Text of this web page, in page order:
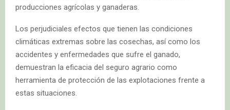
producciones agrícolas y ganaderas.
Los perjudiciales efectos que tienen las condiciones
climáticas extremas sobre las cosechas, así como los
accidentes y enfermedades que sufre el ganado,
demuestran la eficacia del seguro agrario como
herramienta de protección de las explotaciones frente a
estas situaciones.